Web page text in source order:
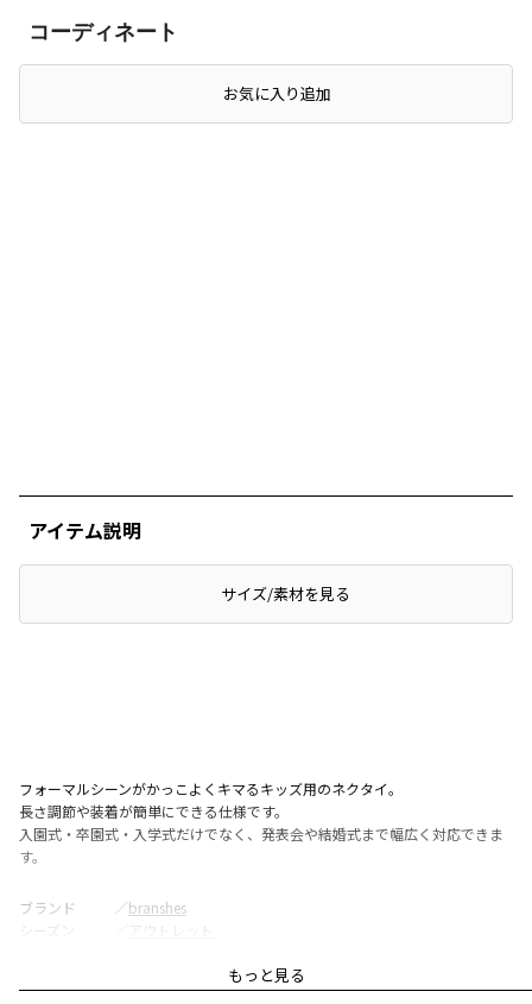
コーディネート
お気に入り追加
アイテム説明
サイズ/素材を見る
フォーマルシーンがかっこよくキマるキッズ用のネクタイ。
長さ調節や装着が簡単にできる仕様です。
入園式・卒園式・入学式だけでなく、発表会や結婚式まで幅広く対応できま
す。
ブランド ／branshes
シーズン
アウトレット
性別タイプ
／BOY
もっと見る